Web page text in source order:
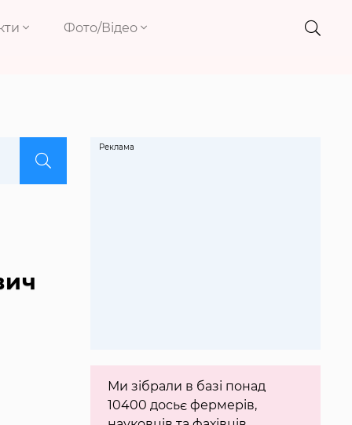
Фото/Відео
Ми зібрали в базі понад
10400 досьє фермерів,
Реклама